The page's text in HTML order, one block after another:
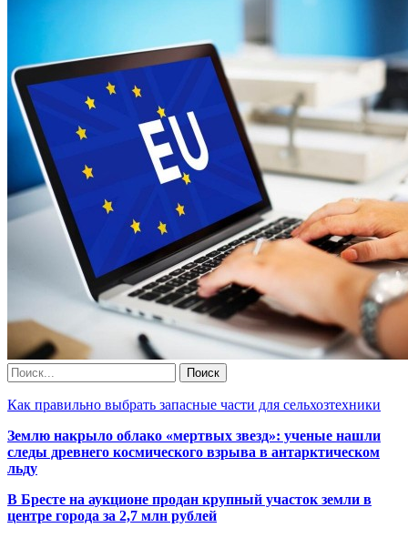
Как правильно выбрать запасные части для сельхозтехники
Землю накрыло облако «мертвых звезд»: ученые нашли
следы древнего космического взрыва в антарктическом
льду
В Бресте на аукционе продан крупный участок земли в
центре города за 2,7 млн рублей